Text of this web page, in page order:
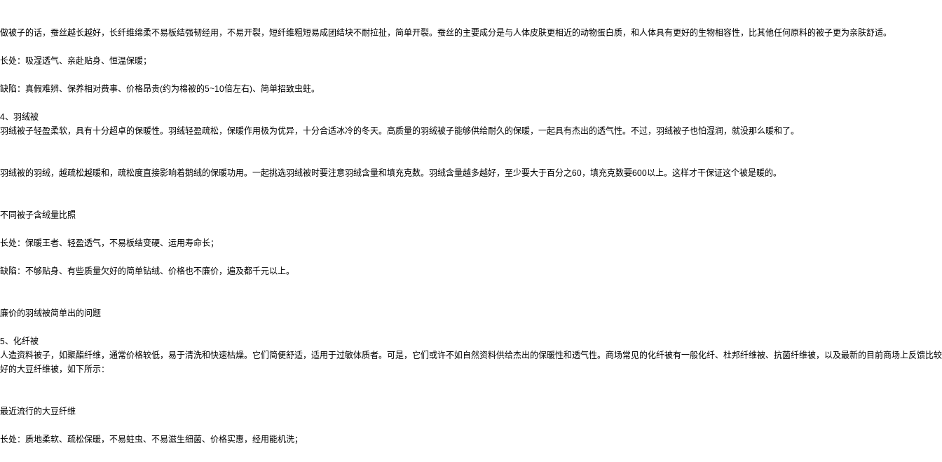
做被子的话，蚕丝越长越好，长纤维绵柔不易板结强韧经用，不易开裂，短纤维粗短易成团结块不耐拉扯，简单开裂。蚕丝的主要成分是与人体皮肤更相近的动物蛋白质，和人体具有更好的生物相容性，比其他任何原料的被子更为亲肤舒适。
长处：吸湿透气、亲赴贴身、恒温保暖；
缺陷：真假难辨、保养相对费事、价格昂贵(约为棉被的5~10倍左右)、简单招致虫蛀。
4、羽绒被
羽绒被子轻盈柔软，具有十分超卓的保暖性。羽绒轻盈疏松，保暖作用极为优异，十分合适冰冷的冬天。高质量的羽绒被子能够供给耐久的保暖，一起具有杰出的透气性。不过，羽绒被子也怕湿润，就没那么暖和了。
羽绒被的羽绒，越疏松越暖和，疏松度直接影响着鹅绒的保暖功用。一起挑选羽绒被时要注意羽绒含量和填充克数。羽绒含量越多越好，至少要大于百分之60，填充克数要600以上。这样才干保证这个被是暖的。
不同被子含绒量比照
长处：保暖王者、轻盈透气，不易板结变硬、运用寿命长；
缺陷：不够贴身、有些质量欠好的简单钻绒、价格也不廉价，遍及都千元以上。
廉价的羽绒被简单出的问题
5、化纤被
人造资料被子，如聚酯纤维，通常价格较低，易于清洗和快速枯燥。它们简便舒适，适用于过敏体质者。可是，它们或许不如自然资料供给杰出的保暖性和透气性。商场常见的化纤被有一般化纤、杜邦纤维被、抗菌纤维被，以及最新的目前商场上反馈比较
好的大豆纤维被，如下所示：
最近流行的大豆纤维
长处：质地柔软、疏松保暖，不易蛀虫、不易滋生细菌、价格实惠，经用能机洗；